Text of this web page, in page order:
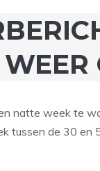
WEER
natte week te
tussen de 30